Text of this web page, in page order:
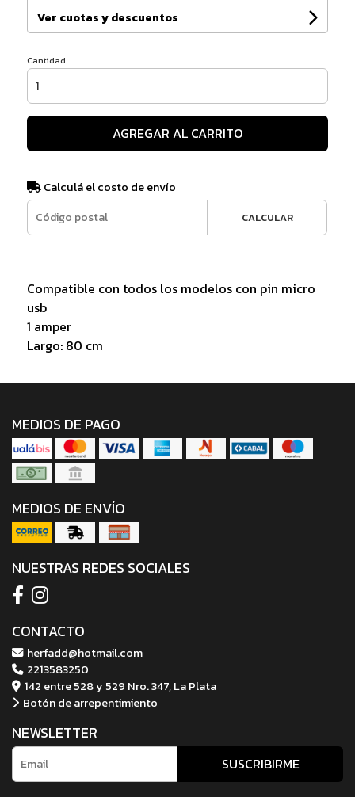
Ver cuotas y descuentos
Cantidad
AGREGAR AL CARRITO
Calculá el costo de envío
CALCULAR
Compatible con todos los modelos con pin micro
usb
1 amper
Largo: 80 cm
MEDIOS DE PAGO
MEDIOS DE ENVÍO
NUESTRAS REDES SOCIALES
CONTACTO
herfadd@hotmail.com
2213583250
142 entre 528 y 529 Nro. 347, La Plata
Botón de arrepentimiento
NEWSLETTER
SUSCRIBIRME